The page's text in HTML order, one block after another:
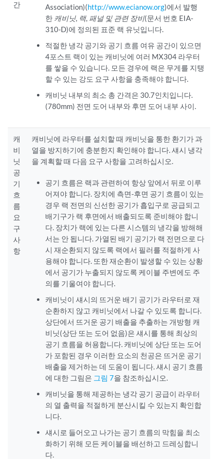
간
Association)(http://www.ecianow.org)에서 발행
한 캐비닛, 랙, 패널 및 관련 장비(문서 번호 EIA-
310-D)에 정의된 표준 랙 유닛입니다.
적절한 냉각 공기와 공기 흐름 여유 공간이 있으면
4포스트 랙이 있는 캐비닛에 여러 MX304 라우터
를 쌓을 수 있습니다. 모든 경우에 랙은 무게를 지탱
할 수 있는 강도 요구 사항을 충족해야 합니다.
캐비닛 내부의 최소 총 간격은 30.7인치입니다.
(780mm) 전면 도어 내부와 후면 도어 내부 사이.
캐
비
닛
공
기
흐
름
요
구
사
항
캐비닛에 라우터를 설치할 때 캐비닛을 통한 환기가 과
열을 방지하기에 충분한지 확인해야 합니다. 섀시 냉각
을 계획할 때 다음 요구 사항을 고려하십시오.
공기 흐름은 랙과 관련하여 항상 앞에서 뒤로 이루
어져야 합니다. 장치에 측면-후면 공기 흐름이 있는
경우 랙 전면의 신선한 공기가 흡입구로 공급되고
배기구가 랙 후면에서 배출되도록 준비해야 합니
다. 장치가 랙에 있는 다른 시스템의 냉각을 방해해
서는 안 됩니다. 가열된 배기 공기가 랙 전면으로 다
시 재순환되지 않도록 랙에서 필러를 적절하게 사
용해야 합니다. 또한 재순환이 발생할 수 있는 상황
에서 공기가 누출되지 않도록 케이블 주변에도 주
의를 기울여야 합니다.
캐비닛이 섀시의 뜨거운 배기 공기가 라우터로 재
순환하지 않고 캐비닛에서 나갈 수 있도록 합니다.
상단에서 뜨거운 공기 배출을 추출하는 개방형 캐
비닛(상단 또는 도어 없음)은 섀시를 통해 최상의
공기 흐름을 허용합니다. 캐비닛에 상단 또는 도어
가 포함된 경우 이러한 요소의 천공은 뜨거운 공기
배출을 제거하는 데 도움이 됩니다. 섀시 공기 흐름
에 대한 그림은 그림 7을 참조하십시오.
캐비닛을 통해 제공하는 냉각 공기 공급이 라우터
의 열 출력을 적절하게 분산시킬 수 있는지 확인합
니다.
섀시로 들어오고 나가는 공기 흐름의 막힘을 최소
화하기 위해 모든 케이블을 배선하고 드레싱합니
다.